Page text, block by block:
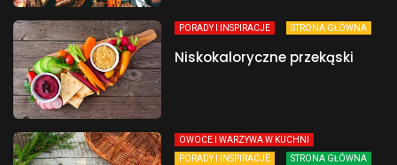
PORADY I INSPIRACJE STRONA GŁÓWNA
Niskokaloryczne przekąski
OWOCE I WARZYWA W KUCHNI
PORADY I INSPIRACJE
STRONA GŁÓWNA